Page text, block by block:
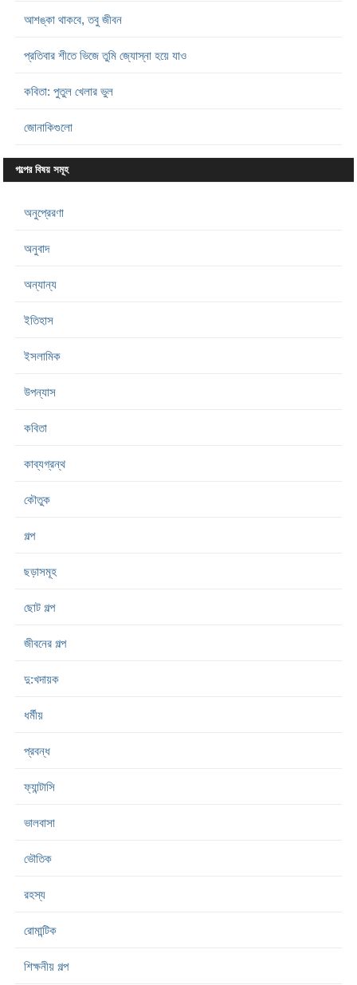
আশঙ্কা থাকবে, তবু জীবন
প্রতিবার শীতে ভিজে তুমি জ্যোস্না হয়ে যাও
কবিতা: পুতুল খেলার ভুল
জোনাকিগুলো
গল্পের বিষয় সমূহ
অনুপ্রেরণা
অনুবাদ
অন্যান্য
ইতিহাস
ইসলামিক
উপন্যাস
কবিতা
কাব্যগ্রন্থ
কৌতুক
গল্প
ছড়াসমূহ
ছোট গল্প
জীবনের গল্প
দু:খদায়ক
ধর্মীয়
প্রবন্ধ
ফ্যান্টাসি
ভালবাসা
ভৌতিক
রহস্য
রোমান্টিক
শিক্ষনীয় গল্প